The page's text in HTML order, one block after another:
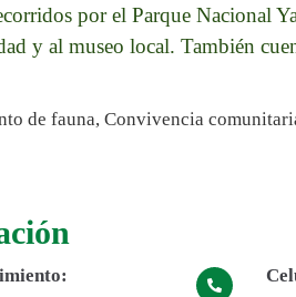
por el Parque Nacional
y al museo local. También
de fauna, Convivencia